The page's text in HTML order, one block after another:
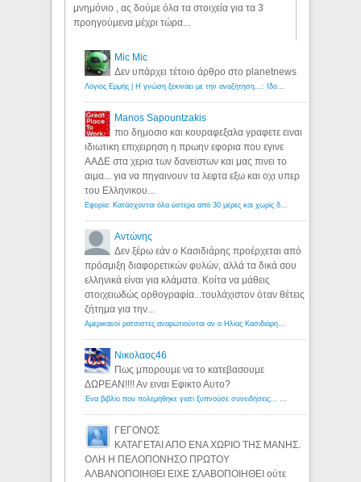
μνημόνιο , ας δούμε όλα τα στοιχεία για τα 3
προηγούμενα μέχρι τώρα...
Mic Mic
Δεν υπάρχει τέτοιο άρθρο στο planetnews
Λόγιος Ερμής | Η γνώση ξεκινάει με την αναζήτηση...: Ιδού οι 18 που χρωστούν 11 δις ευρώ!
Manos Sapountzakis
πιο δημοσιο και κουραφεξαλα γραφετε ειναι
ιδιωτικη επιχειρηση η πρωην εφορια που εγινε
ΑΑΔΕ στα χερια των δανειστων και μας πινει το
αιμα... για να πηγαινουν τα λεφτα εξω και οχι υπερ
του Ελληνικου...
Εφορία: Κατάσχονται όλα ύστερα από 30 μέρες και χωρίς δικαστικές αποφάσεις - Λόγιος Ερμής
Αντώνης
Δεν ξέρω εάν ο Κασιδιάρης προέρχεται από
πρόσμιξη διαφορετικών φυλών, αλλά τα δικά σου
ελληνικά είναι για κλάματα. Κοίτα να μάθεις
στοιχειωδώς ορθογραφία...τουλάχιστον όταν θέτεις
ζήτημα για την...
Αμερικανοί ρατσιστές αναρωτιούνται αν ο Ηλίας Κασιδιάρης ανήκει στη λευκή φυλή... - Λόγιος Ερμής
Νικολαος46
Πως μπορουμε να το κατεβασουμε
ΔΩΡΕΑΝ!!!! Αν ειναι Εφικτο Αυτο?
Ένα βιβλίο που πολεμήθηκε γιατί ξυπνούσε συνειδήσεις... - Λόγιος Ερμής | Η γνώση ξεκινάει με την αναζήτηση...
ΓΕΓΟΝΟΣ
ΚΑΤΑΓΕΤΑΙ ΑΠΟ ΕΝΑ ΧΩΡΙΟ ΤΗΣ ΜΑΝΗΣ.
ΟΛΗ Η ΠΕΛΟΠΟΝΗΣΟ ΠΡΩΤΟΥ
ΑΛΒΑΝΟΠΟΙΗΘΕΙ ΕΙΧΕ ΣΛΑΒΟΠΟΙΗΘΕΙ ούτε